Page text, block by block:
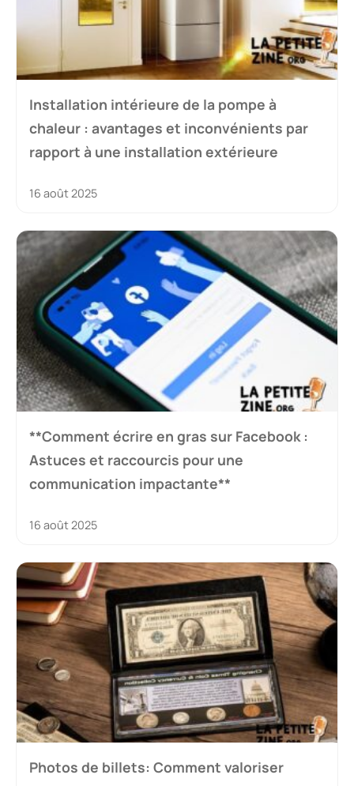
Installation intérieure de la pompe à
chaleur : avantages et inconvénients par
rapport à une installation extérieure
16 août 2025
**Comment écrire en gras sur Facebook :
Astuces et raccourcis pour une
communication impactante**
16 août 2025
Photos de billets: Comment valoriser